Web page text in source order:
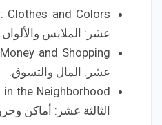
عشر: الملابس والألوان.
عشر: المال والتسوق.
الثالثة عشر: أماكن